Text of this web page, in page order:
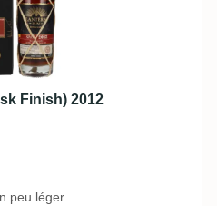
Finish) 2012
peu léger